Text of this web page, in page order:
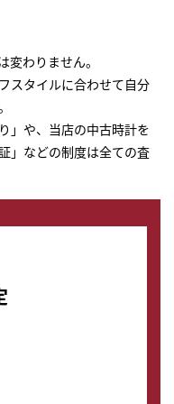
わりません。
スタイルに合わせて自分
」や、当店の中古時計を
」などの制度は全ての査